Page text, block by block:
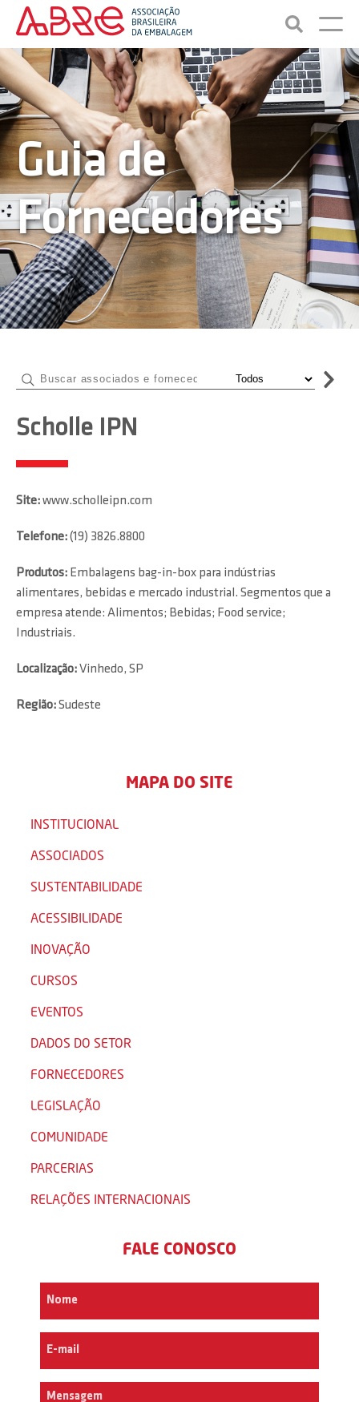
Guia de
Fornecedores
Scholle IPN
Site:www.scholleipn.com
Telefone:(19) 3826.8800
Produtos: Embalagens bag-in-box para indústrias
alimentares, bebidas e mercado industrial. Segmentos que a
empresa atende: Alimentos; Bebidas; Food service;
Industriais.
Localização:Vinhedo, SP
Região:Sudeste
MAPA DO SITE
INSTITUCIONAL
ASSOCIADOS
SUSTENTABILIDADE
ACESSIBILIDADE
INOVAÇÃO
CURSOS
EVENTOS
DADOS DO SETOR
FORNECEDORES
LEGISLAÇÃO
COMUNIDADE
PARCERIAS
RELAÇÕES INTERNACIONAIS
FALE CONOSCO